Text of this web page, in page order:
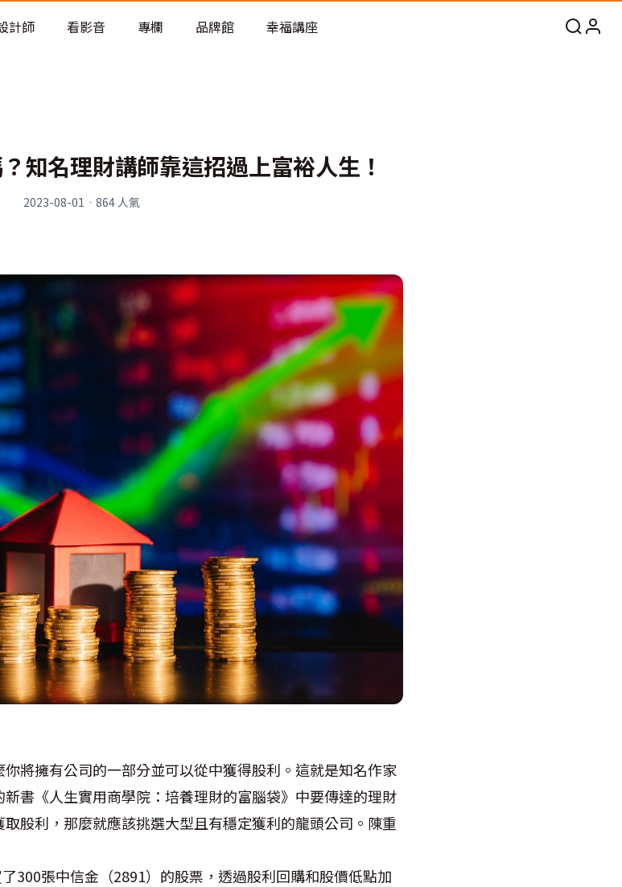
屋預算分配與高 CP 值煥新術
計師 看影音 專欄 品牌館 幸福講座
知名理財講師靠這招過上富裕人生！
2023-08-01 · 864人氣
將擁有公司的一部分並可以從中獲得股利。這就是知名作家
書《人生實用商學院：培養理財的富腦袋》中要傳達的理財
股利，那麼就應該挑選大型且有穩定獲利的龍頭公司。陳重
300張中信金（2891）的股票，透過股利回購和股價低點加